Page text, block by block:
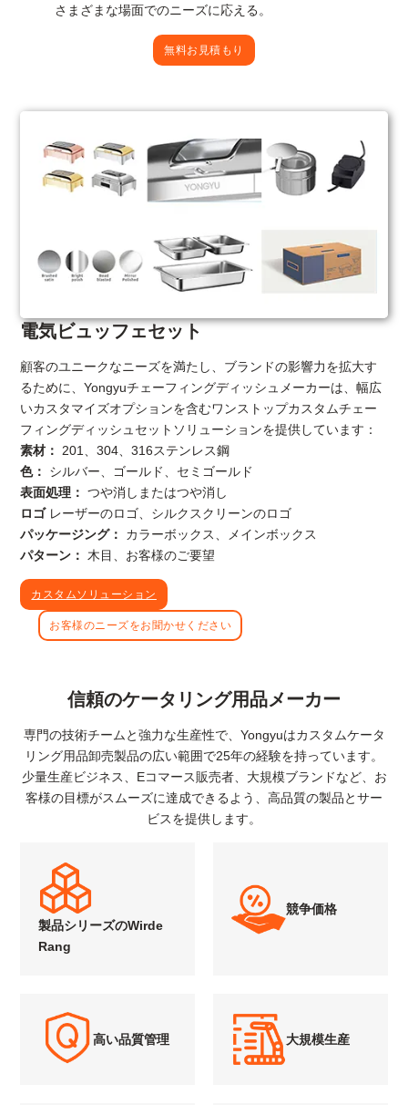
さまざまな場面でのニーズに応える。
無料お見積もり
電気ビュッフェセット
顧客のユニークなニーズを満たし、ブランドの影響力を拡大す
るために、Yongyuチェーフィングディッシュメーカーは、幅広
いカスタマイズオプションを含むワンストップカスタムチェー
フィングディッシュセットソリューションを提供しています：
素材：
201、304、316ステンレス鋼
色：
シルバー、ゴールド、セミゴールド
表面処理： つや消しまたはつや消し
ロゴレーザーのロゴ、シルクスクリーンのロゴ
パッケージング：
カラーボックス、メインボックス
パターン：
木目、お客様のご要望
カスタムソリューション
お客様のニーズをお聞かせください
信頼のケータリング用品メーカー
専門の技術チームと強力な生産性で、Yongyuはカスタムケータ
リング用品卸売製品の広い範囲で25年の経験を持っています。
少量生産ビジネス、Eコマース販売者、大規模ブランドなど、お
客様の目標がスムーズに達成できるよう、高品質の製品とサー
ビスを提供します。
製品シリーズのWirde
Rang
競争価格
高い品質管理 大規模生産